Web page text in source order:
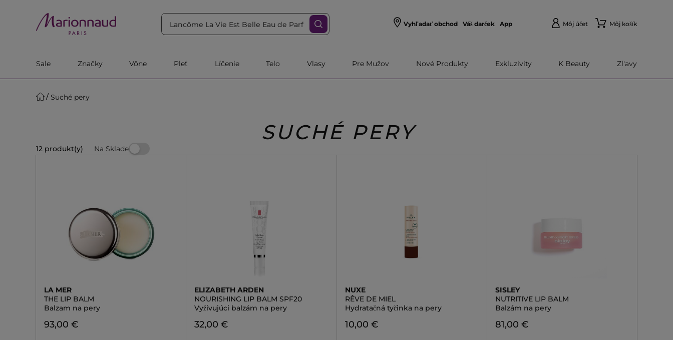
Vyhľadať obchod Váš darček App Môj účet Môj košík
Sale Značky Vône Pleť Líčenie Telo Vlasy Pre Mužov Nové Produkty Exkluzivity K Beauty Zl'avy
Suché pery
SUCHÉ PERY
12 produkt(y) Na Sklade
LA MER
THE LIP BALM
Balzam na pery
93,00 €
ELIZABETH ARDEN
NOURISHING LIP BALM SPF20
Vyživujúci balzám na pery
32,00 €
NUXE
RÊVE DE MIEL
Hydratačná tyčinka na pery
10,00 €
SISLEY
NUTRITIVE LIP BALM
Balzám na pery
81,00 €